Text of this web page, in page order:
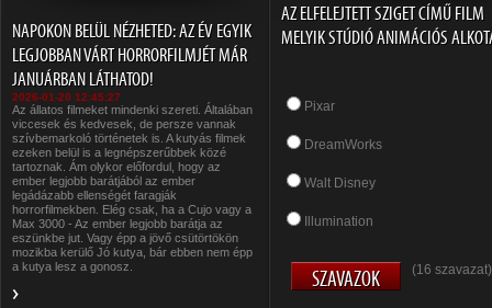
NAPOKON BELÜL NÉZHETED: AZ ÉV EGYIK
LEGJOBBAN VÁRT HORRORFILMJÉT MÁR
JANUÁRBAN LÁTHATOD!
2026-01-20 12:45:27
Az állatos filmeket mindenki szereti. Általában
viccesek és kedvesek, de persze vannak
szívbemarkoló történetek is. A kutyás filmek
ezeken belül is a legnépszerűbbek közé
tartoznak. Ám olykor előfordul, hogy az
ember legjobb barátjából az ember
legádázabb ellenségét faragják
horrorfilmekben. Elég csak, ha a Cujo vagy a
Max 3000 - Az ember legjobb barátja az
eszünkbe jut. Vagy épp a jövő csütörtökön
mozikba kerülő Jó kutya, bár ebben nem épp
a kutya lesz a gonosz.
AZ ELFELEJTETT SZIGET CÍMŰ FILM
MELYIK STÚDIÓ ANIMÁCIÓS
Pixar
DreamWorks
Walt Disney
Illumination
(16 szavazat)